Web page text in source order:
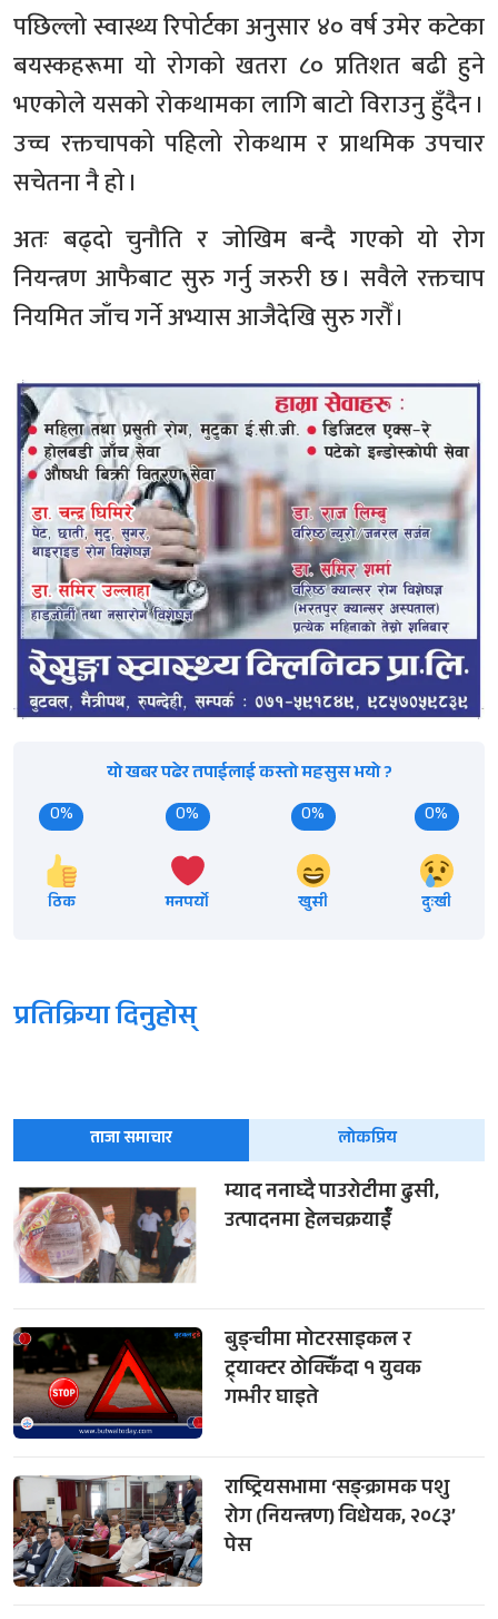
पछिल्लो स्वास्थ्य रिपोर्टका अनुसार ४० वर्ष उमेर कटेका
बयस्कहरूमा यो रोगको खतरा ८० प्रतिशत बढी हुने
भएकोले यसको रोकथामका लागि बाटो विराउनु हुँदैन ।
उच्च रक्तचापको पहिलो रोकथाम र प्राथमिक उपचार
सचेतना नै हो ।
अतः बढ्दो चुनौति र जोखिम बन्दै गएको यो रोग
नियन्त्रण आफैबाट सुरु गर्नु जरुरी छ । सवैले रक्तचाप
नियमित जाँच गर्ने अभ्यास आजैदेखि सुरु गरौँ ।
यो खबर पढेर तपाईलाई कस्तो महसुस भयो ?
0%
ठिक
0%
मनपर्यो
0%
खुसी
0%
दुःखी
प्रतिक्रिया दिनुहोस्
ताजा समाचार लोकप्रिय
म्याद ननाघ्दै पाउरोटीमा ढुसी,
उत्पादनमा हेलचक्रयाईँ
बुङ्चीमा मोटरसाइकल र
ट्र्याक्टर ठोक्किँदा १ युवक
गम्भीर घाइते
राष्ट्रियसभामा ‘सङ्क्रामक पशु
रोग (नियन्त्रण) विधेयक, २०८३’
पेस